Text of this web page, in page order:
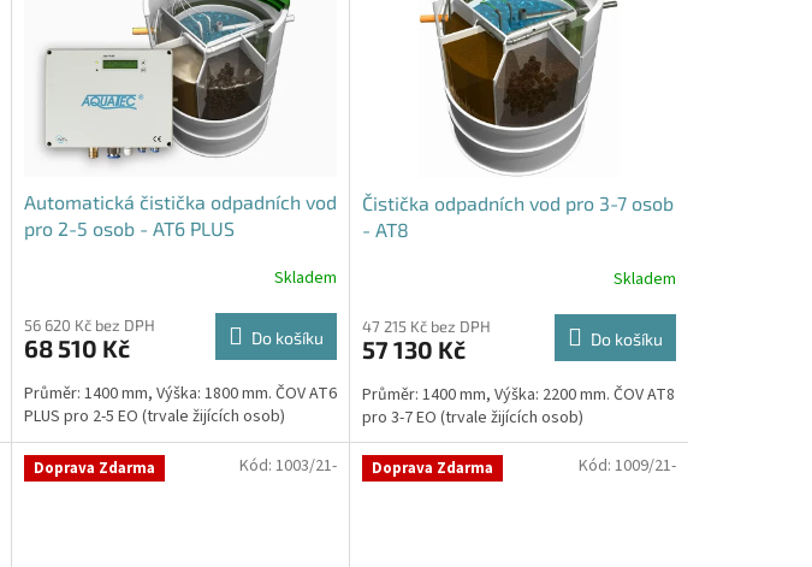
Automatická čistička odpadních vod
pro 2-5 osob - AT6 PLUS
produktu
je
z
5
hvězdiček.
Skladem
56 620 Kč bez DPH
68 510 Kč Do košíku
Průměr: 1400 mm, Výška: 1800 mm. ČOV AT6
PLUS pro 2-5 EO (trvale žijících osob)
Čistička odpadních vod pro 3-7 osob
- AT8
Skladem
47 215 Kč bez DPH
57 130 Kč Do košíku
Průměr: 1400 mm, Výška: 2200 mm. ČOV AT8
pro 3-7 EO (trvale žijících osob)
Doprava Zdarma Kód: 1003/21- Doprava Zdarma Kód: 1009/21-